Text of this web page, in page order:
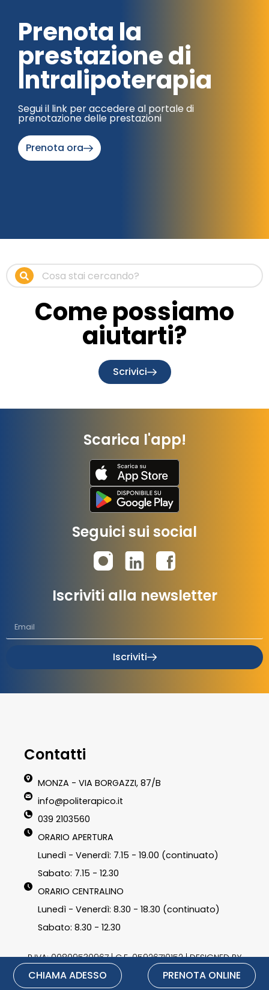
Prenota la
prestazione di
Intralipoterapia
Segui il link per accedere al portale di
prenotazione delle prestazioni
Prenota ora
Come possiamo
aiutarti?
Scrivici
Scarica l'app!
Seguici sui social
Iscriviti alla newsletter
Iscriviti
Contatti
MONZA - VIA BORGAZZI, 87/B
info@politerapico.it
039 2103560
ORARIO APERTURA
Lunedì - Venerdì: 7.15 - 19.00 (continuato)
Sabato: 7.15 - 12.30
ORARIO CENTRALINO
Lunedì - Venerdì: 8.30 - 18.30 (continuato)
Sabato: 8.30 - 12.30
P.IVA: 00809530967 | C.F. 05926710152 | DESIGNED BY
LU3G.IT|Privacy Policy| Cookie Policy
CHIAMA ADESSO PRENOTA ONLINE